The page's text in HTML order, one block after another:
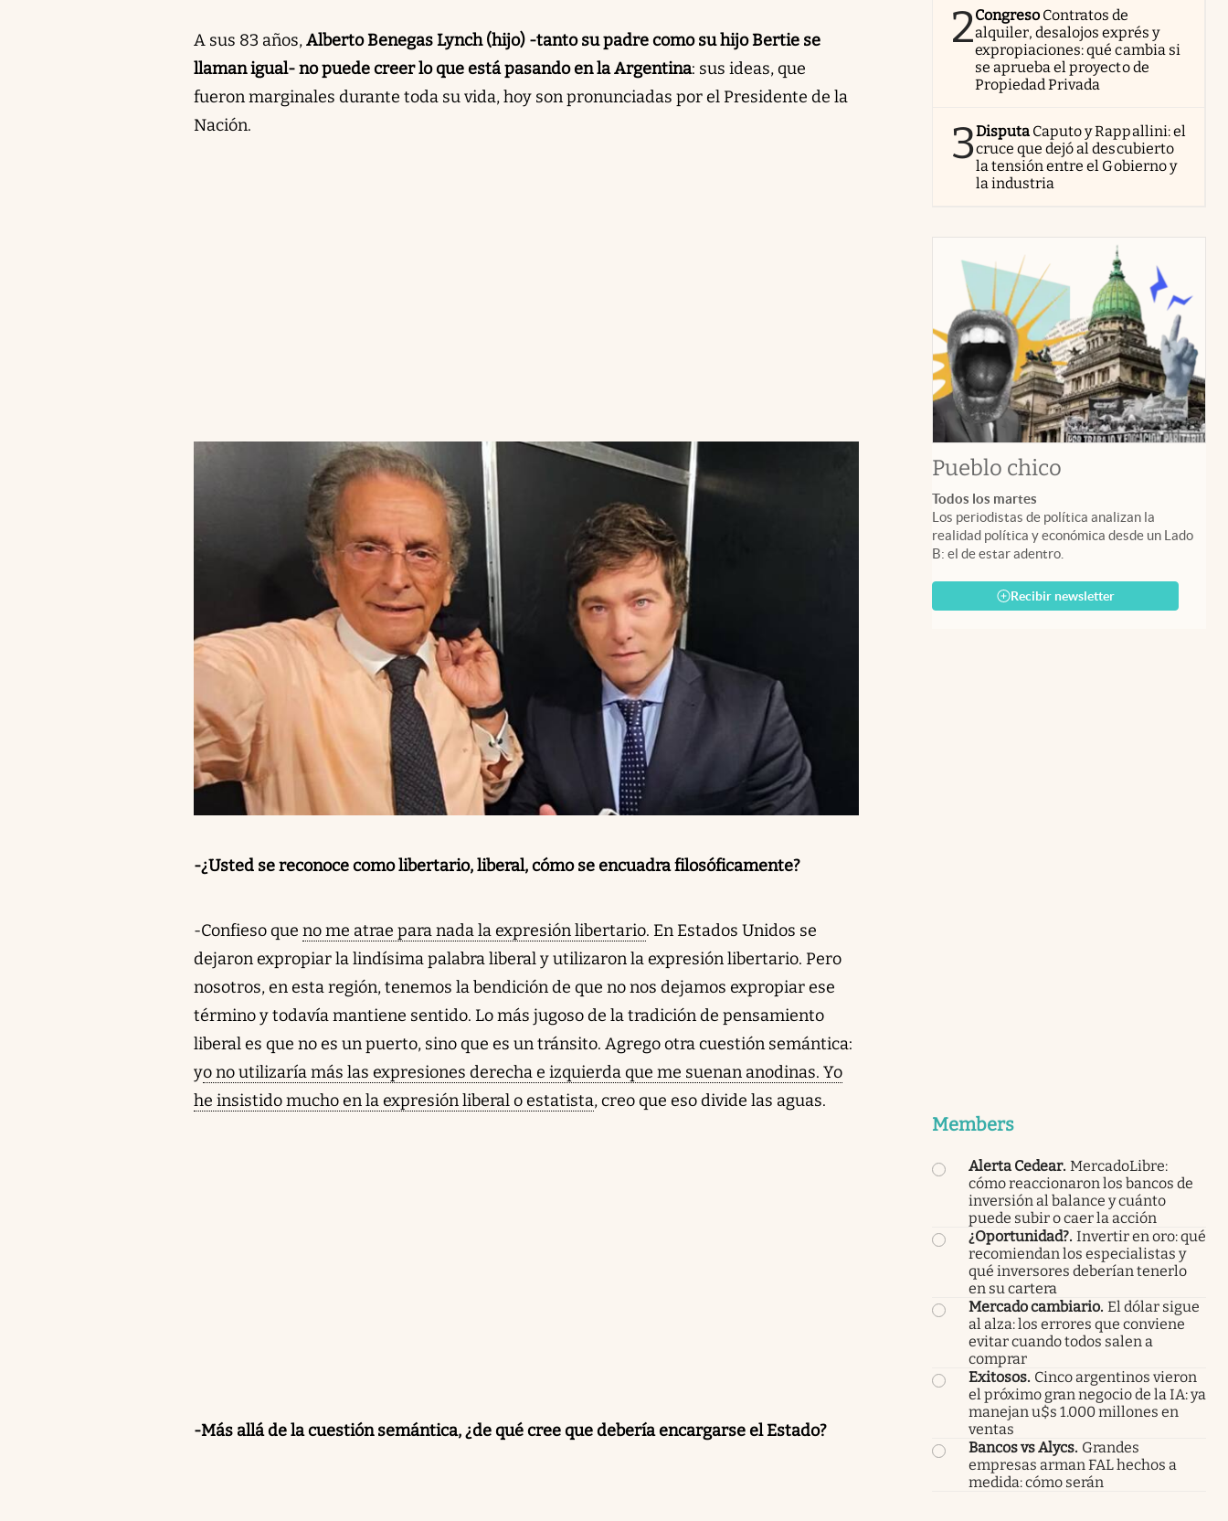
A sus 83 años,Alberto Benegas Lynch (hijo) -tanto su padre como su hijo Bertie se
llaman igual- no puede creer lo que está pasando en la Argentina: sus ideas, que
fueron marginales durante toda su vida, hoy son pronunciadas por el Presidente de la
Nación.
-¿Usted se reconoce como libertario, liberal, cómo se encuadra filosóficamente?
-Confieso que no me atrae para nada la expresión libertario. En Estados Unidos se
dejaron expropiar la lindísima palabra liberal y utilizaron la expresión libertario. Pero
nosotros, en esta región, tenemos la bendición de que no nos dejamos expropiar ese
término y todavía mantiene sentido. Lo más jugoso de la tradición de pensamiento
liberal es que no es un puerto, sino que es un tránsito. Agrego otra cuestión semántica:
yo no utilizaría más las expresiones derecha e izquierda que me suenan anodinas. Yo
he insistido mucho en la expresión liberal o estatista, creo que eso divide las aguas.
-Más allá de la cuestión semántica, ¿de qué cree que debería encargarse el Estado?
2Congreso Contratos de
alquiler, desalojos exprés y
expropiaciones: qué cambia si
se aprueba el proyecto de
Propiedad Privada
3Disputa Caputo y Rappallini: el
cruce que dejó al descubierto
la tensión entre el Gobierno y
la industria
Pueblo chico
Todos los martes
Los periodistas de política analizan la
realidad política y económica desde un Lado
B: el de estar adentro.
Recibir newsletter
Members
Alerta Cedear. MercadoLibre:
cómo reaccionaron los bancos de
inversión al balance y cuánto
puede subir o caer la acción
¿Oportunidad?. Invertir en oro: qué
recomiendan los especialistas y
qué inversores deberían tenerlo
en su cartera
Mercado cambiario. El dólar sigue
al alza: los errores que conviene
evitar cuando todos salen a
comprar
Exitosos. Cinco argentinos vieron
el próximo gran negocio de la IA: ya
manejan u$s 1.000 millones en
ventas
Bancos vs Alycs. Grandes
empresas arman FAL hechos a
medida: cómo serán